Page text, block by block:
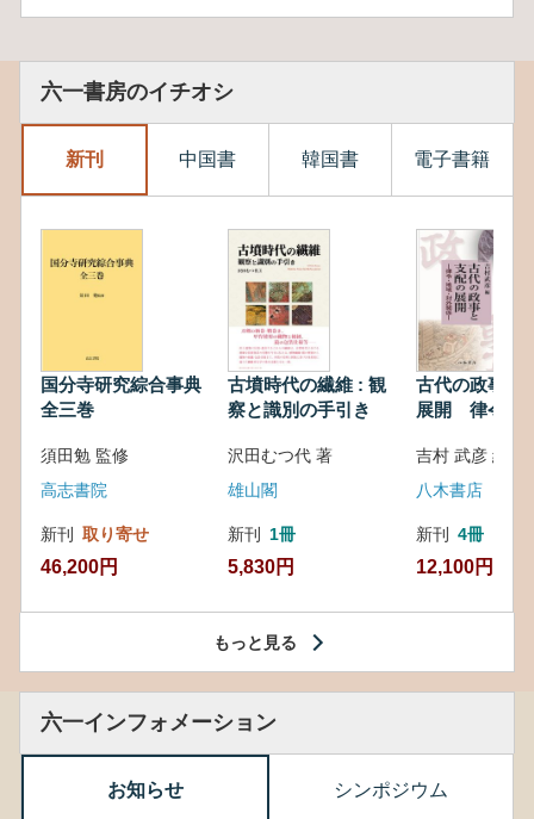
六一書房のイチオシ
新刊 中国書 韓国書 電子書籍
国分寺研究綜合事典
全三巻
須田勉 監修
高志書院
新刊 取り寄せ
46,200円
古墳時代の繊維 : 観
察と識別の手引き
沢田むつ代 著
雄山閣
新刊 1冊
5,830円
古代の政事と
展開 律令・
吉村 武彦 編集
八木書店
新刊 4冊
12,100円
もっと見る
六一インフォメーション
お知らせ シンポジウム